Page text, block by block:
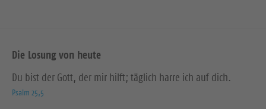
Die Losung von heute
Du bist der Gott, der mir hilft; täglich harre ich auf dich.
Psalm 25,5